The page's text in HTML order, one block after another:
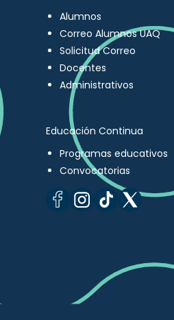
Alumnos
Correo Alumnos UAQ
Solicitud Correo
Docentes
Administrativos
Educación Continua
Programas educativos
Convocatorias